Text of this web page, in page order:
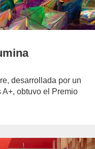
desarrollada por un
obtuvo el Premio